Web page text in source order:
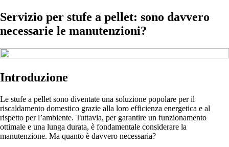
Servizio per stufe a pellet: sono davvero
necessarie le manutenzioni?
Introduzione
Le stufe a pellet sono diventate una soluzione popolare per il
riscaldamento domestico grazie alla loro efficienza energetica e al
rispetto per l’ambiente. Tuttavia, per garantire un funzionamento
ottimale e una lunga durata, è fondamentale considerare la
manutenzione. Ma quanto è davvero necessaria?